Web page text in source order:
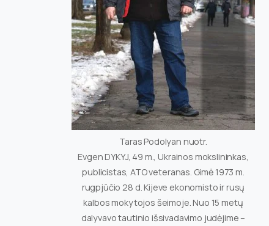
Taras Podolyan nuotr.
Evgen DYKYJ, 49 m., Ukrainos mokslininkas,
publicistas, ATO veteranas. Gimė 1973 m.
rugpjūčio 28 d. Kijeve ekonomisto ir rusų
kalbos mokytojos šeimoje. Nuo 15 metų
dalyvavo tautinio išsivadavimo judėjime –